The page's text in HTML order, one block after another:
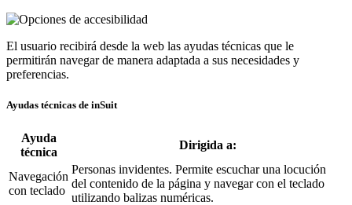
El usuario recibirá desde la web las ayudas técnicas que le
permitirán navegar de manera adaptada a sus necesidades y
preferencias.
Ayudas técnicas de inSuit
Ayuda
técnica
Dirigida a:
Navegación
con teclado
Personas invidentes. Permite escuchar una locución
del contenido de la página y navegar con el teclado
utilizando balizas numéricas.